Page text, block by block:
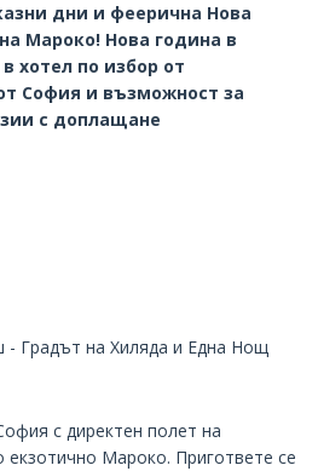
дни и феерична Нова
Мароко! Нова година в
хотел по избор от
София и възможност за
с доплащане
Градът на Хиляда и Една Нощ
с директен полет на
екзотично Мароко. Пригответе се